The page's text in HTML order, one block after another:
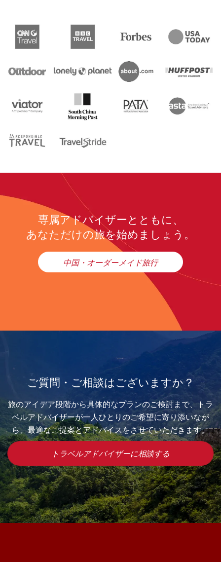
専属アドバイザーとともに、
あなただけの旅を始めましょう。
中国・オーダーメイド旅行
ご質問・ご相談はございますか？
旅のアイデア段階から具体的なプランのご検討まで、トラ
ベルアドバイザーが一人ひとりのご希望に寄り添いなが
ら、最適なご提案とアドバイスをさせていただきます。
トラベルアドバイザーに相談する